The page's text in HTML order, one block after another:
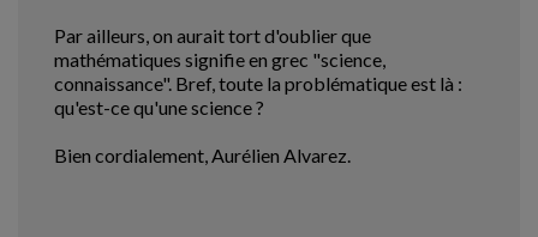
Par ailleurs, on aurait tort d'oublier que
mathématiques signifie en grec "science,
connaissance". Bref, toute la problématique est là :
qu'est-ce qu'une science ?
Bien cordialement, Aurélien Alvarez.